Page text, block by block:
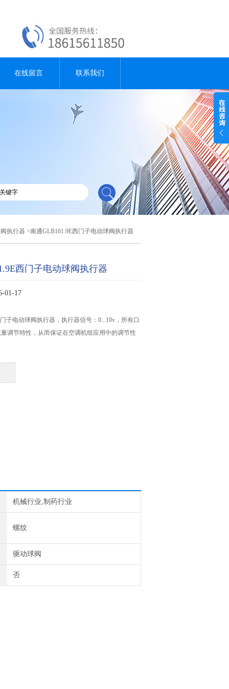
在线留言 联系我们
执行器 >南通GLB161.9E西门子电动球阀执行器
西门子电动球阀执行器
01-17
子电动球阀执行器，执行器信号：0...10v，所有口
调节特性，从而保证在空调机组应用中的调节性
机械行业,制药行业
螺纹
驱动球阀
否